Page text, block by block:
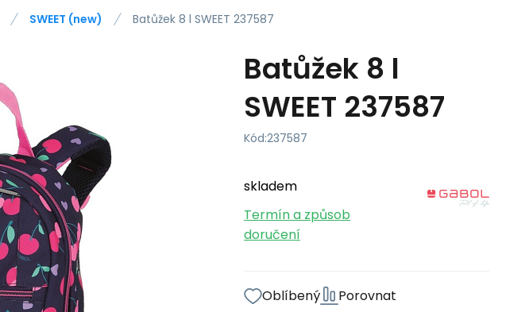
SWEET (new) Batůžek 8 l SWEET 237587
Batůžek 8 l
SWEET 237587
Kód:237587
skladem
Termín a způsob
doručení
Oblíbený Porovnat